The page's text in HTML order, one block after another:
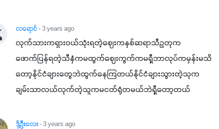
လရောင်- 3 years ago
လုက်သားကရှားဝယ်သုံးရတဲ့ဈေးကနှစ်ဆရာသီဥတုက
ဖောက်ပြန်ရတဲ့သီနှံကမထွက်ဈေး‌ကွက်ကမရှီ့ဘာလုပ်ကမှန်းမသိ
တော့နိုင်ငံချားတွေဘဲထွက်နေကြတယ်နိုင်ငံချားသွားတဲ့သုက
ချမ်းသာလယ်လုက်တဲ့သူကမငတ်ရုံတမယ်ဘဲရှီ့တော့တယ်
ဒို့ဦး​လေး- 3 years ago